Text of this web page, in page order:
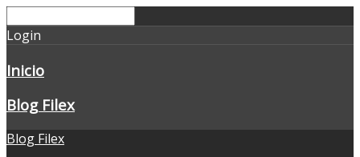
Login
Inicio
Blog Filex
Blog Filex